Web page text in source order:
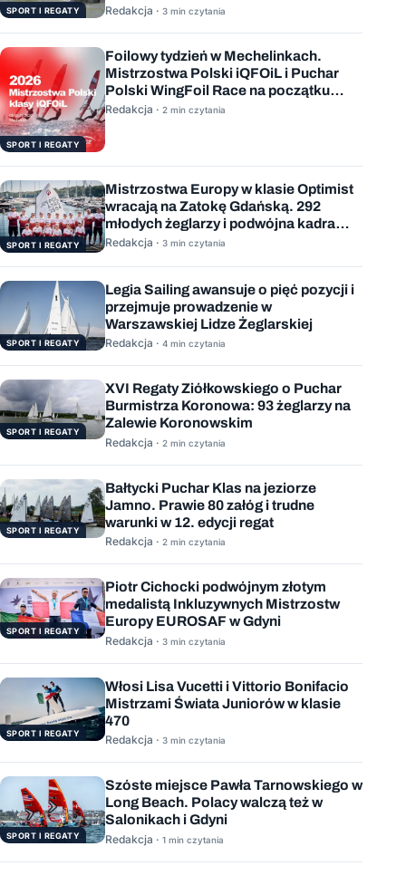
SPORT I REGATY Redakcja · 3 min czytania
SPORT I REGATY
Foilowy tydzień w Mechelinkach.
Mistrzostwa Polski iQFOiL i Puchar
Polski WingFoil Race na początku
sierpnia
Redakcja · 2 min czytania
SPORT I REGATY
Mistrzostwa Europy w klasie Optimist
wracają na Zatokę Gdańską. 292
młodych żeglarzy i podwójna kadra
Polski
Redakcja · 3 min czytania
SPORT I REGATY
Legia Sailing awansuje o pięć pozycji i
przejmuje prowadzenie w
Warszawskiej Lidze Żeglarskiej
Redakcja · 4 min czytania
SPORT I REGATY
XVI Regaty Ziółkowskiego o Puchar
Burmistrza Koronowa: 93 żeglarzy na
Zalewie Koronowskim
Redakcja · 2 min czytania
SPORT I REGATY
Bałtycki Puchar Klas na jeziorze
Jamno. Prawie 80 załóg i trudne
warunki w 12. edycji regat
Redakcja · 2 min czytania
SPORT I REGATY
Piotr Cichocki podwójnym złotym
medalistą Inkluzywnych Mistrzostw
Europy EUROSAF w Gdyni
Redakcja · 3 min czytania
SPORT I REGATY
Włosi Lisa Vucetti i Vittorio Bonifacio
Mistrzami Świata Juniorów w klasie
470
Redakcja · 3 min czytania
SPORT I REGATY
Szóste miejsce Pawła Tarnowskiego w
Long Beach. Polacy walczą też w
Salonikach i Gdyni
Redakcja · 1 min czytania